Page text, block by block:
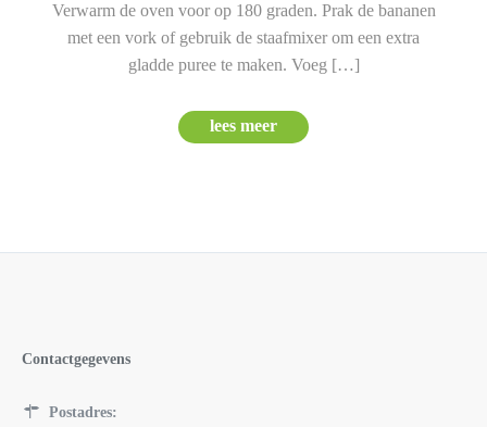
Verwarm de oven voor op 180 graden. Prak de bananen
met een vork of gebruik de staafmixer om een extra
gladde puree te maken. Voeg […]
lees meer
Contactgegevens
Postadres: